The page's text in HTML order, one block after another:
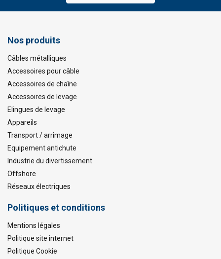
Nos produits
Câbles métalliques
Accessoires pour câble
Accessoires de chaîne
Accessoires de levage
Elingues de levage
Appareils
Transport / arrimage
Equipement antichute
Industrie du divertissement
Offshore
Réseaux électriques
Politiques et conditions
Mentions légales
Politique site internet
Politique Cookie